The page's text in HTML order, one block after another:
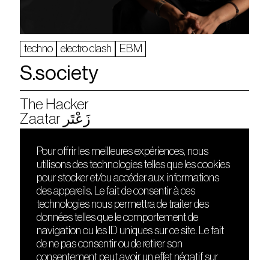
techno electro clash EBM
S.society
The Hacker
Zaatar زَعْتَر
DÉCOUVRIR
Le lieu
Contact
Presse
Cours de DJing
TMLAB
FRIENDS
Nuits sonores
HEAT
Hôtel71
La Gaîté Lyrique
Pour offrir les meilleures expériences, nous
utilisons des technologies telles que les cookies
pour stocker et/ou accéder aux informations
des appareils. Le fait de consentir à ces
technologies nous permettra de traiter des
données telles que le comportement de
navigation ou les ID uniques sur ce site. Le fait
de ne pas consentir ou de retirer son
consentement peut avoir un effet négatif sur